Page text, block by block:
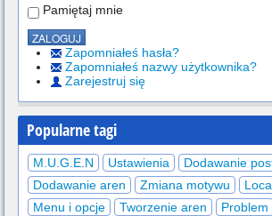
Pamiętaj mnie
Zapomniałeś hasła?
Zapomniałeś nazwy użytkownika?
Zarejestruj się
Popularne tagi
M.U.G.E.N Ustawienia
Dodawanie
Dodawanie aren
Zmiana motywu
Menu i opcje
Tworzenie aren Problem